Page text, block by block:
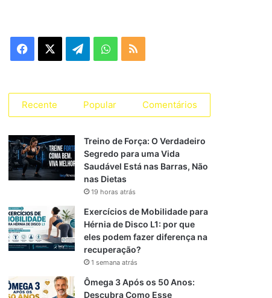
r
a
c
e
b
o
k
l
e
g
r
a
m
W
a
t
s
A
p
p
S
Recente Popular Comentários
Treino de Força: O Verdadeiro
Segredo para uma Vida
Saudável Está nas Barras, Não
nas Dietas
19 horas atrás
Exercícios de Mobilidade para
Hérnia de Disco L1: por que
eles podem fazer diferença na
recuperação?
1 semana atrás
Ômega 3 Após os 50 Anos:
Descubra Como Esse